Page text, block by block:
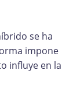
se ha
impone
influye en la